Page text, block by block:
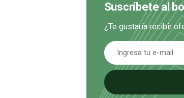
Suscríbete al
¿Te gustaría recibir